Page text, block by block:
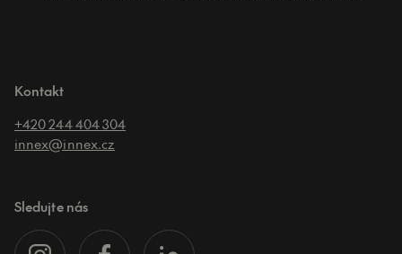
Kontakt
+420 244 404 304
innex@innex.cz
Sledujte nás